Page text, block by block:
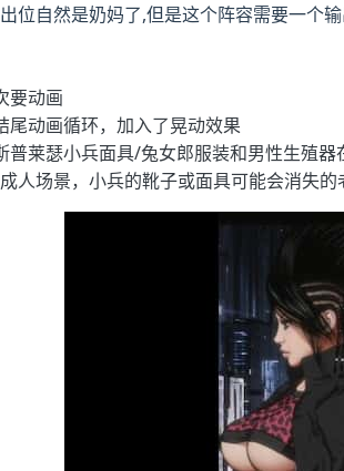
位自然是奶妈了,但是这个阵容需要一个
要动画
尾动画循环，加入了晃动效果
普莱瑟小兵面具/兔女郎服装和男性生殖器
人场景，小兵的靴子或面具可能会消失的